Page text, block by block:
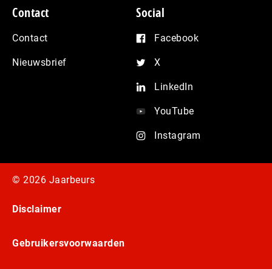
Contact
Contact
Nieuwsbrief
Social
Facebook
X
LinkedIn
YouTube
Instagram
© 2026 Jaarbeurs
Disclaimer
Gebruikersvoorwaarden